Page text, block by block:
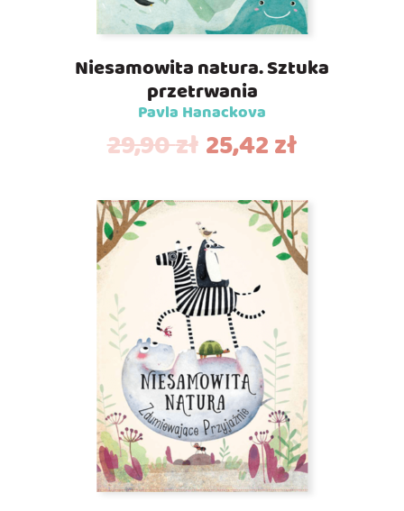
Niesamowita natura. Sztuka
przetrwania
Pavla Hanackova
29,90zł 25,42zł